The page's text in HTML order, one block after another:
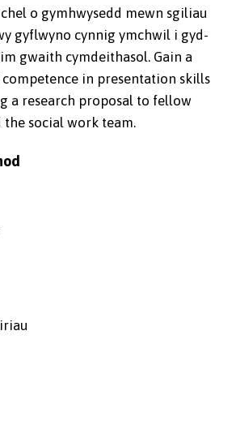
o gymhwysedd mewn sgiliau
gyflwyno cynnig ymchwil i gyd-
gwaith cymdeithasol. Gain a
in presentation skills
a research proposal to fellow
the social work team.